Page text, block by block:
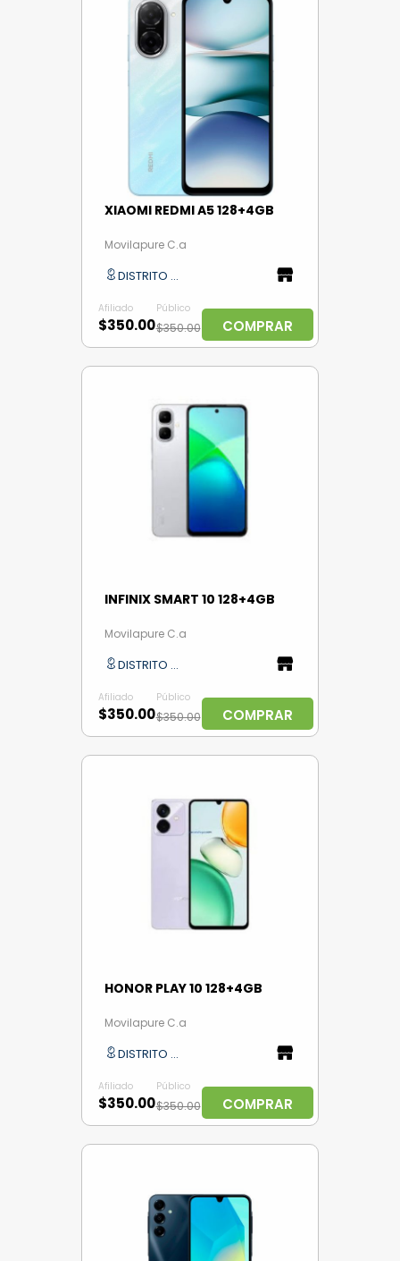
XIAOMI REDMI A5 128+4GB
Movilapure C.a
DISTRITO CAPITAL
Afiliado
$350.00
Público
$350.00 COMPRAR
INFINIX SMART 10 128+4GB
Movilapure C.a
DISTRITO CAPITAL
Afiliado
$350.00
Público
$350.00 COMPRAR
HONOR PLAY 10 128+4GB
Movilapure C.a
DISTRITO CAPITAL
Afiliado
$350.00
Público
$350.00 COMPRAR